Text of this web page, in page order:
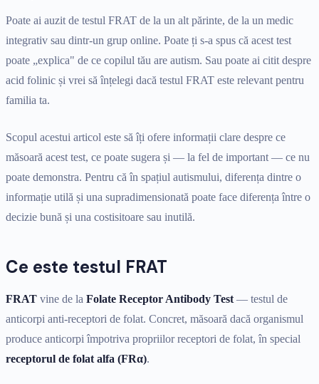
Poate ai auzit de testul FRAT de la un alt părinte, de la un medic
integrativ sau dintr-un grup online. Poate ți s-a spus că acest test
poate „explica" de ce copilul tău are autism. Sau poate ai citit despre
acid folinic și vrei să înțelegi dacă testul FRAT este relevant pentru
familia ta.
Scopul acestui articol este să îți ofere informații clare despre ce
măsoară acest test, ce poate sugera și — la fel de important — ce nu
poate demonstra. Pentru că în spațiul autismului, diferența dintre o
informație utilă și una supradimensionată poate face diferența între o
decizie bună și una costisitoare sau inutilă.
Ce este testul FRAT
FRAT vine de la Folate Receptor Antibody Test — testul de
anticorpi anti-receptori de folat. Concret, măsoară dacă organismul
produce anticorpi împotriva propriilor receptori de folat, în special
receptorul de folat alfa (FRα).